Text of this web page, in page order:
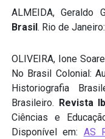
ALMEIDA, Geraldo
Brasil . Rio de
OLIVEIRA, Ione
No Brasil Colonial:
Historiografia
Brasileiro.
Revista
Ciências e
Disponível em: AS